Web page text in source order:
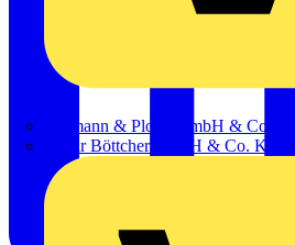
Hillmann & Ploog GmbH & Co. KG
Oskar Böttcher GmbH & Co. KG